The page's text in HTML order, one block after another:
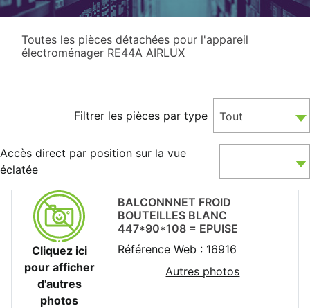
Toutes les pièces détachées pour l'appareil
électroménager RE44A AIRLUX
Filtrer les pièces par type Tout
Accès direct par position sur la vue
éclatée
Cliquez ici
pour afficher
d'autres
photos
BALCONNNET FROID
BOUTEILLES BLANC
447*90*108 = EPUISE
Référence Web : 16916
Autres photos